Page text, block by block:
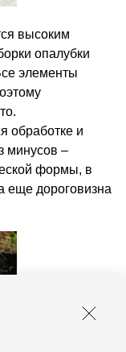
высоким
опалубки
элементы
обработке и
минусов –
формы, в
еще дороговизна